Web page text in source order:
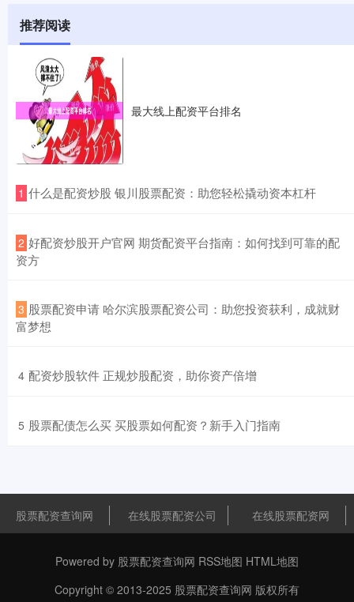
推荐阅读
最大线上配资平台排名
1 ​什么是配资炒股 银川股票配资：助您轻松撬动资本杠杆
2 ​好配资炒股开户官网 期货配资平台指南：如何找到可靠的配
资方
3 ​股票配资申请 哈尔滨股票配资公司：助您投资获利，成就财
富梦想
4 ​配资炒股软件 正规炒股配资，助你资产倍增
5 ​股票配债怎么买 买股票如何配资？新手入门指南
股票配资查询网 在线股票配资公司 在线股票配资网
Powered by 股票配资查询网 RSS地图 HTML地图
Copyright © 2013-2025 股票配资查询网 版权所有